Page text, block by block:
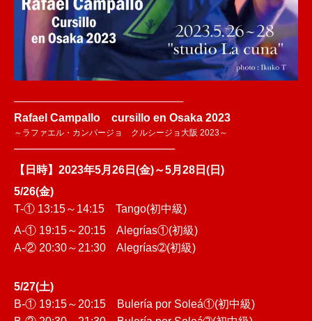
───────────────────────────
Rafael Campallo cursillo en Osaka 2023
～ラファエル・カンパージョ クルシージョ大阪 2023～
─────────────────────
【日時】2023年5月26日(金)～5月28日(日)
5/26(金)
T-① 13:15～14:15 Tango(初中級)
A-① 19:15～20:15 Alegrías①(初級)
A-② 20:30～21:30 Alegrías➁(初級)
5/27(土)
B-① 19:15～20:15 Bulería por Soleá①(初中級)